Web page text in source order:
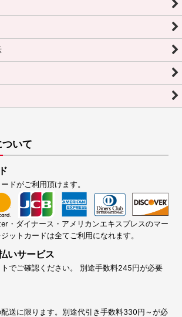
いて
ドがご利用頂けます。
・ダイナース・アメリカンエキスプレスのマー
ットカードは全てご利用になれます。
いサービス
でご確認ください。 別途手数料245円が必要
送に限ります。別途代引き手数料330円～が必